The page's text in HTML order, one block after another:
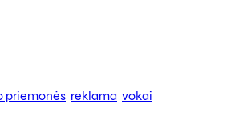
priemonės reklama vokai